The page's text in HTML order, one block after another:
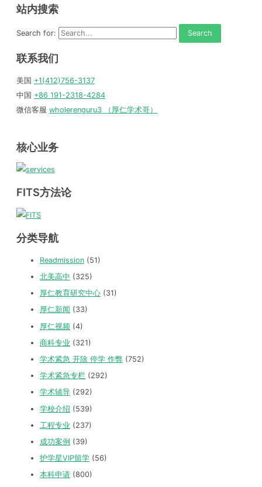
站内搜索
Search for:
联系我们
美国 +1(412)756-3137
中国 +86 191-2318-4284
微信客服 wholerenguru3 （厚仁学术哥）
核心业务
FITS方法论
分类导航
Readmission (51)
北美高中 (325)
厚仁教育研究中心 (31)
厚仁新闻 (33)
厚仁视频 (4)
商科专业 (321)
学术紧急 开除 停学 作弊 (752)
学术紧急专栏 (292)
学术辅导 (292)
学校介绍 (539)
工程专业 (237)
成功案例 (39)
护学星VIP留学 (56)
本科申请 (800)